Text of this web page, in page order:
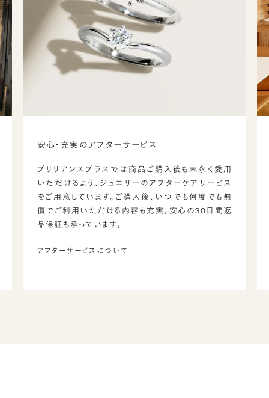
安心・充実のアフターサービス
ブリリアンスプラスでは商品ご購入後も末永く愛用
いただけるよう、ジュエリーのアフターケアサービス
をご用意しています。ご購入後、いつでも何度でも無
償でご利用いただける内容も充実。安心の30日間返
品保証も承っています。
アフターサービスについて